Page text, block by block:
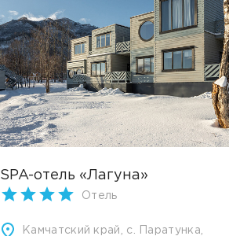
SPA-отель «Лагуна»
Отель
Камчатский край, с. Паратунка,